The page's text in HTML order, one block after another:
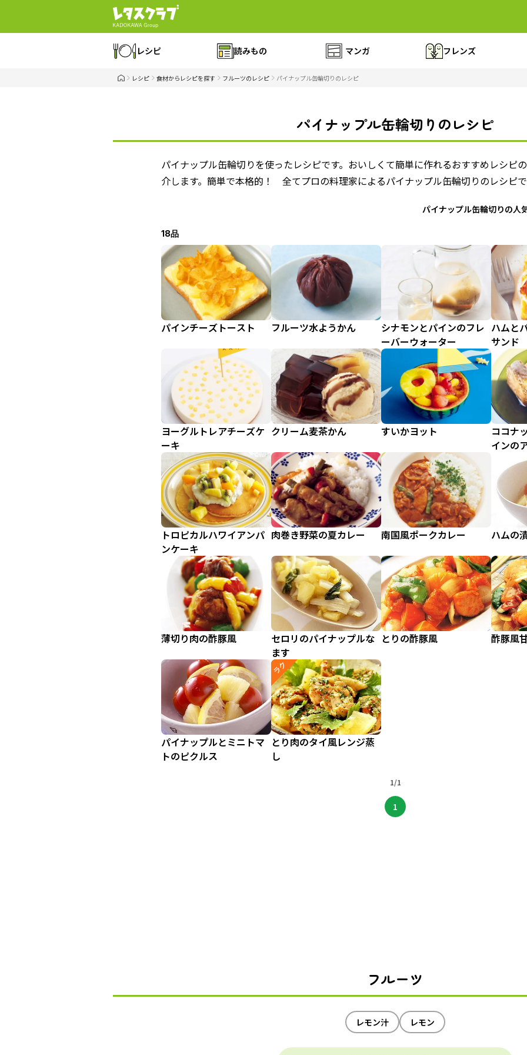
レシピ 読みもの マンガ フレンズ
レシピ 食材からレシピを探す フルーツのレシピ パイナップル缶輪切りのレシピ
パイナップル缶輪切りのレシピ
パイナップル缶輪切りを使ったレシピです。おいしくて簡単に作れるおすすめレシピ
介します。簡単で本格的！ 全てプロの料理家によるパイナップル缶輪切りのレシピ
パイナップル缶輪切りの人
18品
パインチーズトースト フルーツ水ようかん
シナモンとパインのフレ
ーバーウォーター
ハムと
サンド
ヨーグルトレアチーズケ
ーキ
クリーム麦茶かん すいかヨット
ココナ
インの
トロピカルハワイアンパ
ンケーキ
肉巻き野菜の夏カレー 南国風ポークカレー ハムの
薄切り肉の酢豚風
セロリのパイナップルな
ます
とりの酢豚風 酢豚風
パイナップルとミニトマ
トのピクルス
ラク
とり肉のタイ風レンジ蒸
し
1/1
1
フルーツ
レモン汁 レモン